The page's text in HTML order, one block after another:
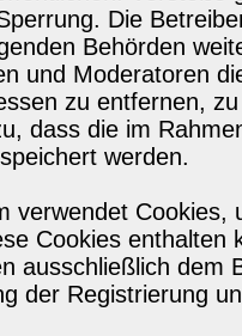
Die
Behörden
und Moderatoren
zu entfernen,
dass die im
werden.
verwendet
Cookies enthalten
ausschließlich dem
der Registrierung